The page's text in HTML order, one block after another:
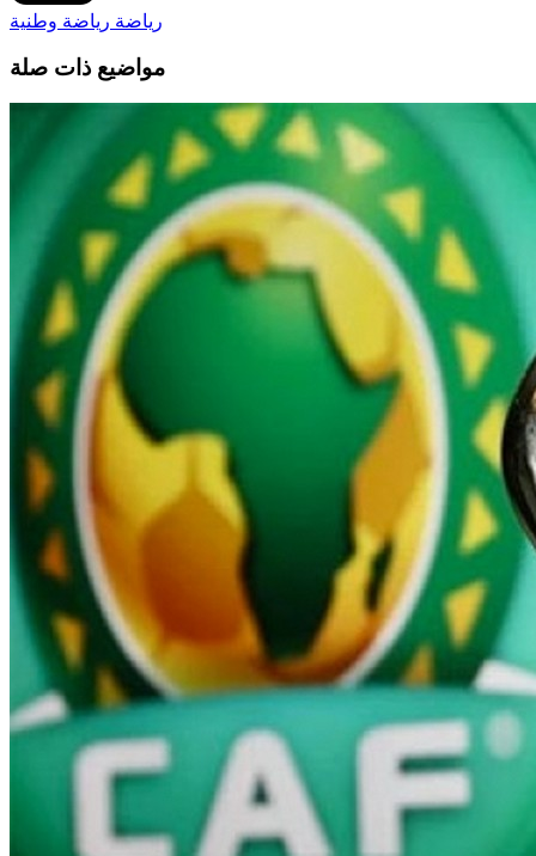
رياضة رياضة وطنية
مواضيع ذات صلة